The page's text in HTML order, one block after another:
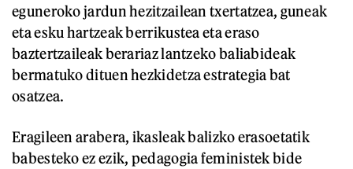
eguneroko jardun hezitzailean txertatzea, guneak
eta esku hartzeak berrikustea eta eraso
baztertzaileak berariaz lantzeko baliabideak
bermatuko dituen hezkidetza estrategia bat
osatzea.
Eragileen arabera, ikasleak balizko erasoetatik
babesteko ez ezik, pedagogia feministek bide